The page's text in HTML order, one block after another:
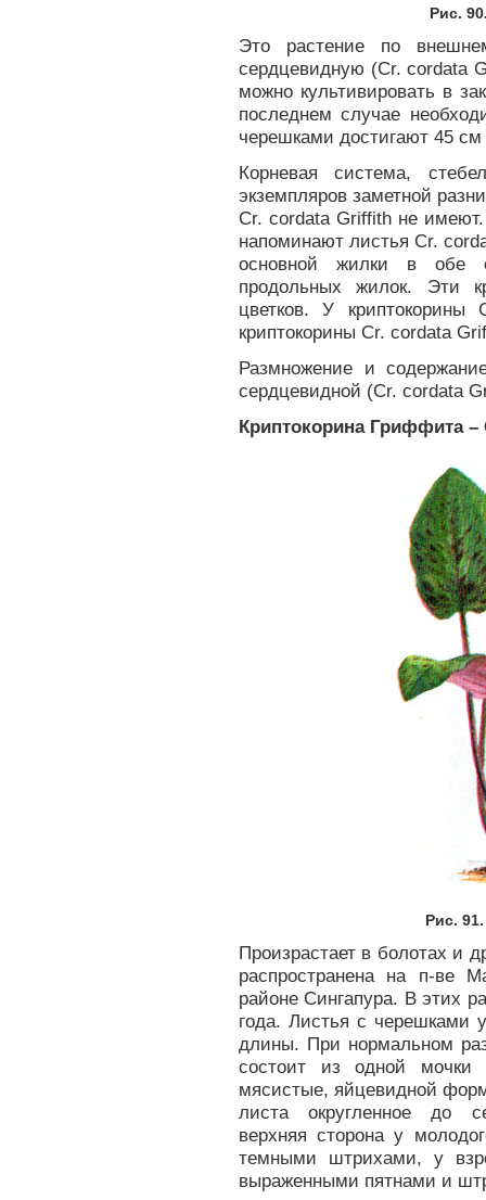
Рис.
Это растение по
сердцевидную (Cr. cordata
можно культивировать в
последнем случае
черешками достигают 45
Корневая система,
экземпляров заметной
Cr. cordata Griffith не
напоминают листья Cr.
основной жилки в обе
продольных жилок. Эти
цветков. У
криптокорины Cr. cordata
Размножение и
сердцевидной (Cr. cordata
Криптокорина Гриффита
Рис.
Произрастает в болотах и
распространена на п-ве
районе Сингапура. В этих
года. Листья с черешками
длины. При нормальном
состоит из одной мочки
мясистые, яйцевидной
листа округленное до
верхняя сторона у
темными штрихами, у
выраженными пятнами и